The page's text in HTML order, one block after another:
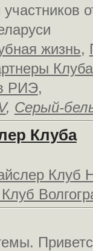
жизнь,
РИЭ,
, Серый-
Клуба
Клуб